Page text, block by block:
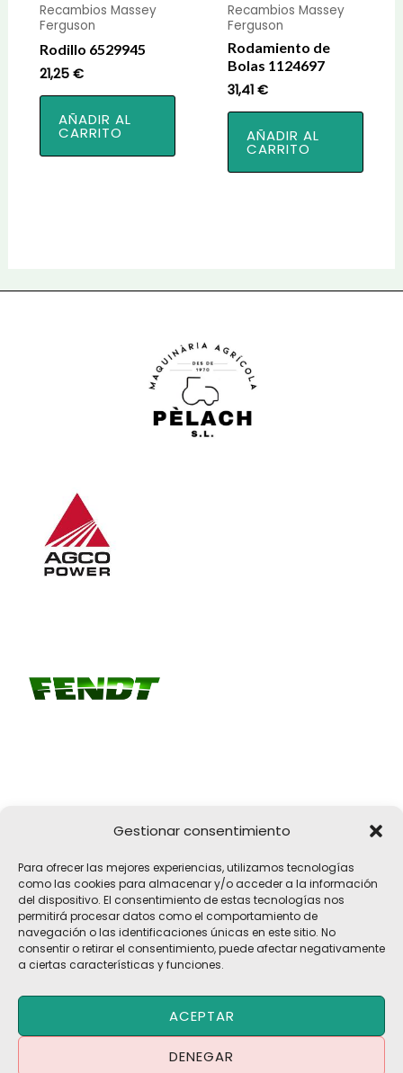
Gestionar consentimiento
Para ofrecer las mejores experiencias, utilizamos tecnologías
como las cookies para almacenar y/o acceder a la información
del dispositivo. El consentimiento de estas tecnologías nos
permitirá procesar datos como el comportamiento de
navegación o las identificaciones únicas en este sitio. No
consentir o retirar el consentimiento, puede afectar negativamente
a ciertas características y funciones.
ACEPTAR
DENEGAR
Recambios Massey
Ferguson
Rodillo 6529945
21,25 €
AÑADIR AL
CARRITO
Recambios Massey
Ferguson
Rodamiento de
Bolas 1124697
31,41€
AÑADIR AL
CARRITO
17183 Vilobí d'Onyar, Girona
pelach@pelach.es
☎972 47 30 61
Copyright © 2026 Maquinària Agrícola Pèlach, S.L | Powered by
Maria CB